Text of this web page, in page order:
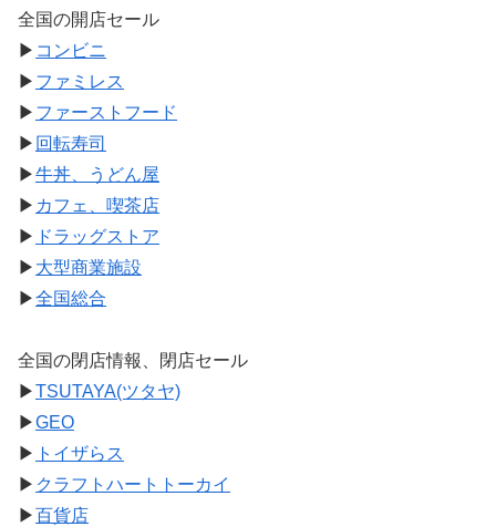
全国の開店セール
▶ コンビニ
▶ ファミレス
▶ ファーストフード
▶ 回転寿司
▶牛丼、うどん屋
▶ カフェ、喫茶店
▶ ドラッグストア
▶ 大型商業施設
▶全国総合
全国の閉店情報、閉店セール
▶TSUTAYA(ツタヤ)
▶GEO
▶ トイザらス
▶ クラフトハートトーカイ
▶百貨店